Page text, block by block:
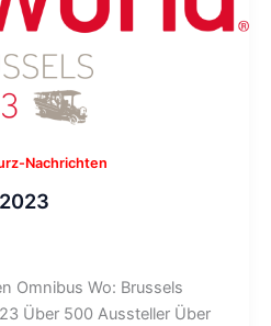
Nachrichten
Omnibus Wo: Brussels
Über 500 Aussteller Über